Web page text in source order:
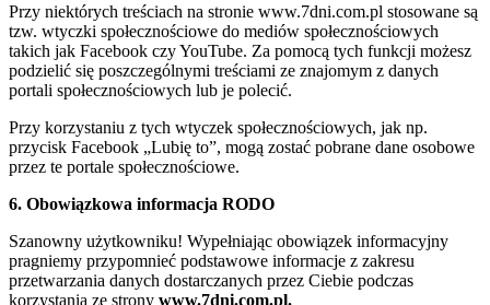
Przy niektórych treściach na stronie www.7dni.com.pl stosowane są
tzw. wtyczki społecznościowe do mediów społecznościowych
takich jak Facebook czy YouTube. Za pomocą tych funkcji możesz
podzielić się poszczególnymi treściami ze znajomym z danych
portali społecznościowych lub je polecić.
Przy korzystaniu z tych wtyczek społecznościowych, jak np.
przycisk Facebook „Lubię to”, mogą zostać pobrane dane osobowe
przez te portale społecznościowe.
6. Obowiązkowa informacja RODO
Szanowny użytkowniku! Wypełniając obowiązek informacyjny
pragniemy przypomnieć podstawowe informacje z zakresu
przetwarzania danych dostarczanych przez Ciebie podczas
korzystania ze strony www.7dni.com.pl.